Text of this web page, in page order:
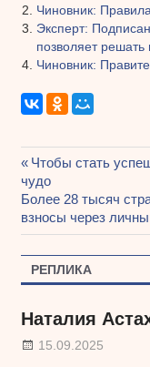
Чиновник:
Эксперт:
позволяет
Чиновник:
Навигация
по
записям
Предыдущая
запись:
Чтобы стать
чудо
Следующая
запись:
Более 28 тысяч
взносы через
РЕПЛИКА
Наталия
15.09.2025